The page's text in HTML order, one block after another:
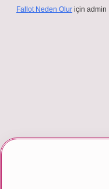
Fallot Neden Olur için admin